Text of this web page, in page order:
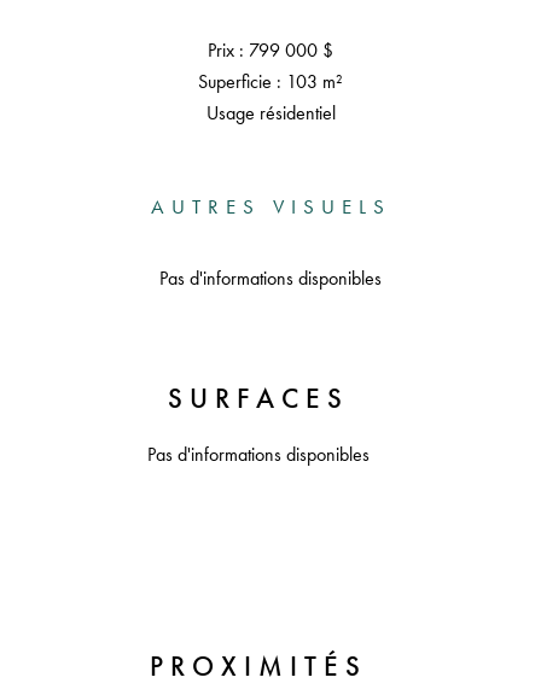
Prix : 799 000 $
Superficie : 103 m²
Usage résidentiel
AUTRES VISUELS
Pas d'informations disponibles
SURFACES
Pas d'informations disponibles
PROXIMITÉS